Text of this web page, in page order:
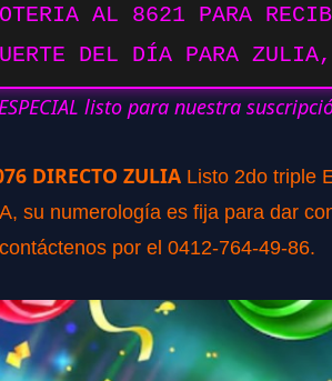
AL 8621 PARA
DEL DÍA PARA
listo para nuestra
DIRECTO ZULIA Listo 2do triple
su numerología es fija para dar
por el 0412-764-49-86.